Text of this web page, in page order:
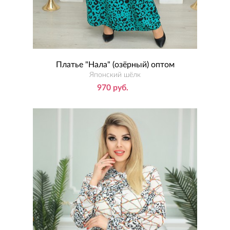
Платье "Нала" (озёрный) оптом
Японский шёлк
970 руб.